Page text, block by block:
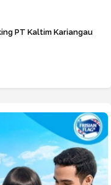
PT Kaltim Kariangau